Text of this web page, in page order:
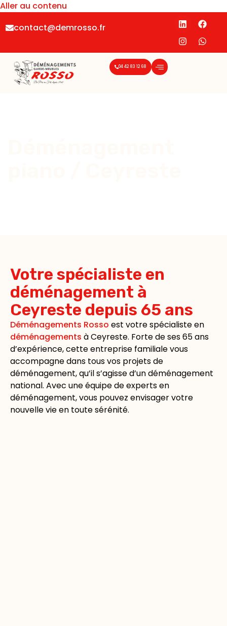
Aller au contenu
contact@demrosso.fr
04 42 83 12 68
Votre spécialiste en
déménagement à
Ceyreste depuis 65 ans
Déménagements Rosso est votre spécialiste en
déménagements à Ceyreste. Forte de ses 65 ans
d’expérience, cette entreprise familiale vous
accompagne dans tous vos projets de
déménagement, qu’il s’agisse d’un déménagement
national. Avec une équipe de experts en
déménagement, vous pouvez envisager votre
nouvelle vie en toute sérénité.